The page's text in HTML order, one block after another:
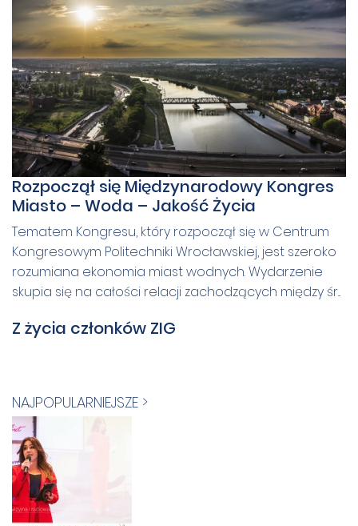
Rozpoczął się Międzynarodowy Kongres
Miasto – Woda – Jakość Życia
Tematem Kongresu, który rozpoczął się w Centrum
Kongresowym Politechniki Wrocławskiej, jest szeroko
rozumiana ekonomia miast wodnych. Wydarzenie
skupia się na całości relacji zachodzących między śr...
Z życia członków ZIG
NAJPOPULARNIEJSZE >